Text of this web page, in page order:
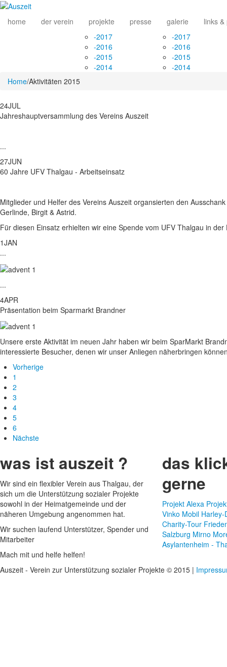
home der verein
projekte
-2017
-2016
-2015
-2014
presse
galerie
-2017
-2016
-2015
-2014
links
Home/Aktivitäten 2015
24JUL
Jahreshauptversammlung des Vereins Auszeit
...
27JUN
60 Jahre UFV Thalgau - Arbeitseinsatz
Mitglieder und Helfer des Vereins Auszeit organsierten den
Gerlinde, Birgit & Astrid.
Für diesen Einsatz erhielten wir eine Spende vom UFV Thalgau in
1JAN
...
...
4APR
Präsentation beim Sparmarkt Brandner
Unsere erste Aktivität im neuen Jahr haben wir beim SparMarkt
interessierte Besucher, denen wir unser Anliegen näherbringen
Vorherige
1
2
3
4
5
6
Nächste
was ist auszeit ?
Wir sind ein flexibler Verein aus Thalgau, der
sich um die Unterstützung sozialer Projekte
sowohl in der Heimatgemeinde und der
näheren Umgebung angenommen hat.
Wir suchen laufend Unterstützer, Spender und
Mitarbeiter
Mach mit und helfe helfen!
das
gerne
Projekt Alexa
Vinko Mobil Harley-
Charity-Tour
Salzburg Mirno
Asylantenheim -
Auszeit - Verein zur Unterstützung sozialer Projekte © 2015 |